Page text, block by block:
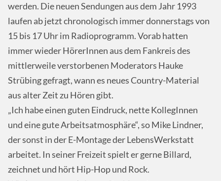
werden. Die neuen Sendungen aus dem Jahr 1993
laufen ab jetzt chronologisch immer donnerstags von
15 bis 17 Uhr im Radioprogramm. Vorab hatten
immer wieder HörerInnen aus dem Fankreis des
mittlerweile verstorbenen Moderators Hauke
Strübing gefragt, wann es neues Country-Material
aus alter Zeit zu Hören gibt.
„Ich habe einen guten Eindruck, nette KollegInnen
und eine gute Arbeitsatmosphäre“, so Mike Lindner,
der sonst in der E-Montage der LebensWerkstatt
arbeitet. In seiner Freizeit spielt er gerne Billard,
zeichnet und hört Hip-Hop und Rock.